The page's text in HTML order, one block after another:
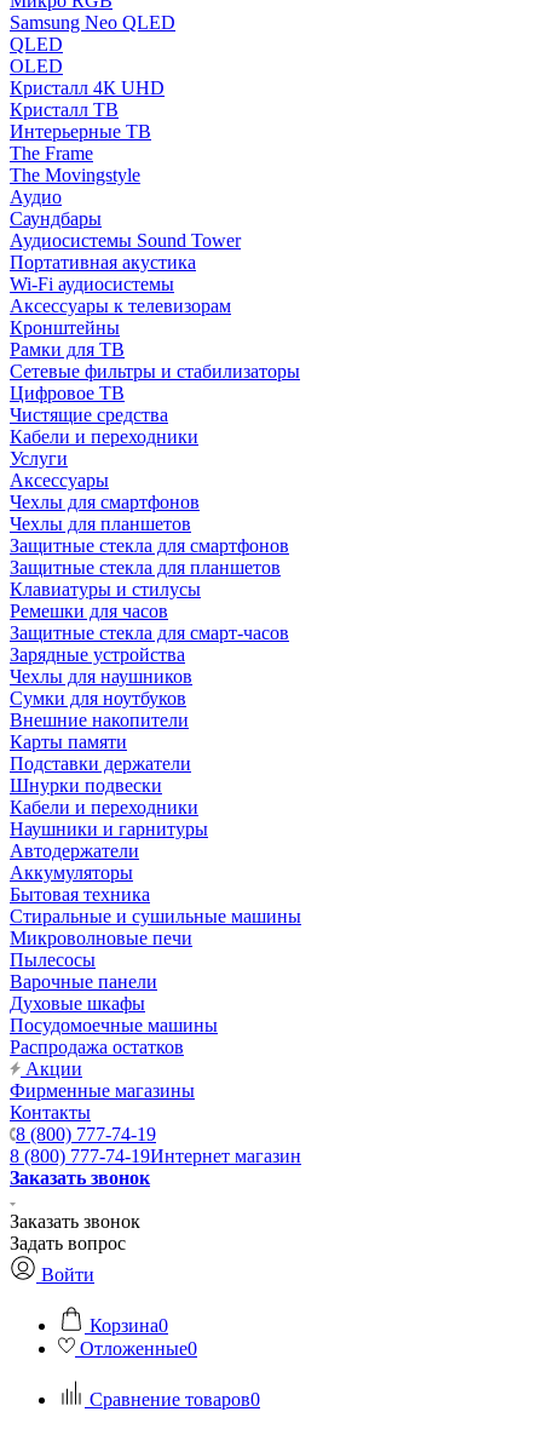
Samsung Neo QLED
QLED
OLED
Кристалл 4К UHD
Кристалл ТВ
Интерьерные ТВ
The Frame
The Movingstyle
Аудио
Саундбары
Аудиосистемы Sound Tower
Портативная акустика
Wi-Fi аудиосистемы
Аксессуары к телевизорам
Кронштейны
Рамки для ТВ
Сетевые фильтры и стабилизаторы
Цифровое ТВ
Чистящие средства
Кабели и переходники
Услуги
Аксессуары
Чехлы для смартфонов
Чехлы для планшетов
Защитные стекла для смартфонов
Защитные стекла для планшетов
Клавиатуры и стилусы
Ремешки для часов
Защитные стекла для смарт-часов
Зарядные устройства
Чехлы для наушников
Сумки для ноутбуков
Внешние накопители
Карты памяти
Подставки держатели
Шнурки подвески
Кабели и переходники
Наушники и гарнитуры
Автодержатели
Аккумуляторы
Бытовая техника
Стиральные и сушильные машины
Микроволновые печи
Пылесосы
Варочные панели
Духовые шкафы
Посудомоечные машины
Распродажа остатков
Акции
Фирменные магазины
Контакты
8 (800) 777-74-19
8 (800) 777-74-19Интернет магазин
Заказать звонок
Заказать звонок
Задать вопрос
Войти
Корзина0
Отложенные0
Сравнение товаров0